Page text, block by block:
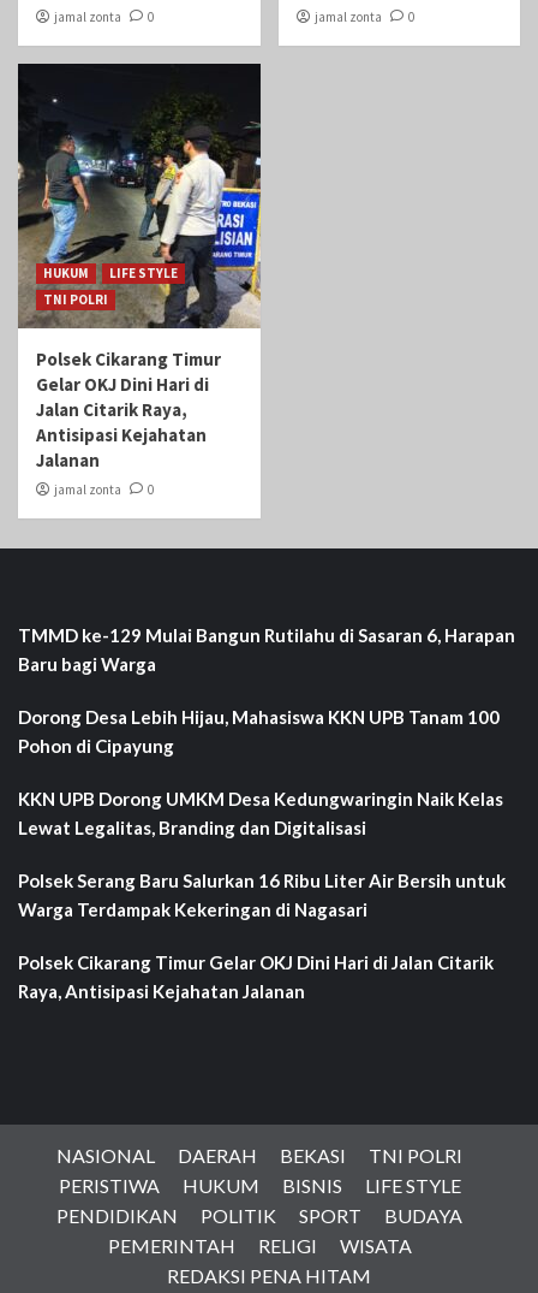
jamal zonta 0 jamal zonta 0
HUKUM
LIFE STYLE
TNI POLRI
Polsek Cikarang Timur
Gelar OKJ Dini Hari di
Jalan Citarik Raya,
Antisipasi Kejahatan
Jalanan
jamal zonta 0
TMMD ke-129 Mulai Bangun Rutilahu di Sasaran 6, Harapan
Baru bagi Warga
Dorong Desa Lebih Hijau, Mahasiswa KKN UPB Tanam 100
Pohon di Cipayung
KKN UPB Dorong UMKM Desa Kedungwaringin Naik Kelas
Lewat Legalitas, Branding dan Digitalisasi
Polsek Serang Baru Salurkan 16 Ribu Liter Air Bersih untuk
Warga Terdampak Kekeringan di Nagasari
Polsek Cikarang Timur Gelar OKJ Dini Hari di Jalan Citarik
Raya, Antisipasi Kejahatan Jalanan
NASIONAL DAERAH BEKASI
TNI POLRI
PERISTIWA
HUKUM BISNIS
LIFE STYLE
PENDIDIKAN
POLITIK SPORT
BUDAYA
PEMERINTAH
RELIGI
WISATA
REDAKSI PENA HITAM